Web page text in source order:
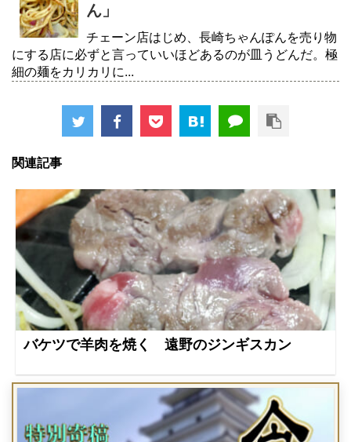
ん」
チェーン店はじめ、長崎ちゃんぽんを売り物
にする店に必ずと言っていいほどあるのが皿うどんだ。極
細の麺をカリカリに...
関連記事
バケツで羊肉を焼く 遠野のジンギスカン